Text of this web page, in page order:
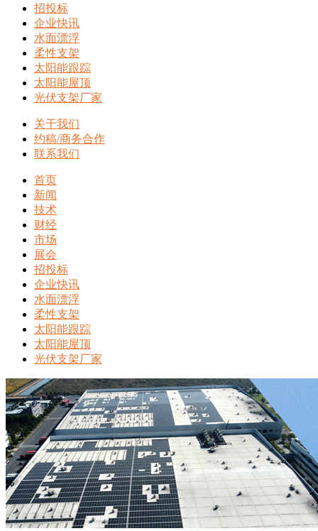
招投标
企业快讯
水面漂浮
柔性支架
太阳能跟踪
太阳能屋顶
光伏支架厂家
关于我们
约稿/商务合作
联系我们
首页
新闻
技术
财经
市场
展会
招投标
企业快讯
水面漂浮
柔性支架
太阳能跟踪
太阳能屋顶
光伏支架厂家